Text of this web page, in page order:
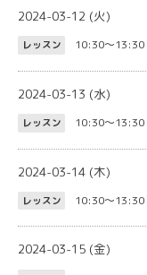
2024-03-12 (火)
レッスン 10:30～13:30
2024-03-13 (水)
レッスン 10:30～13:30
2024-03-14 (木)
レッスン 10:30～13:30
2024-03-15 (金)